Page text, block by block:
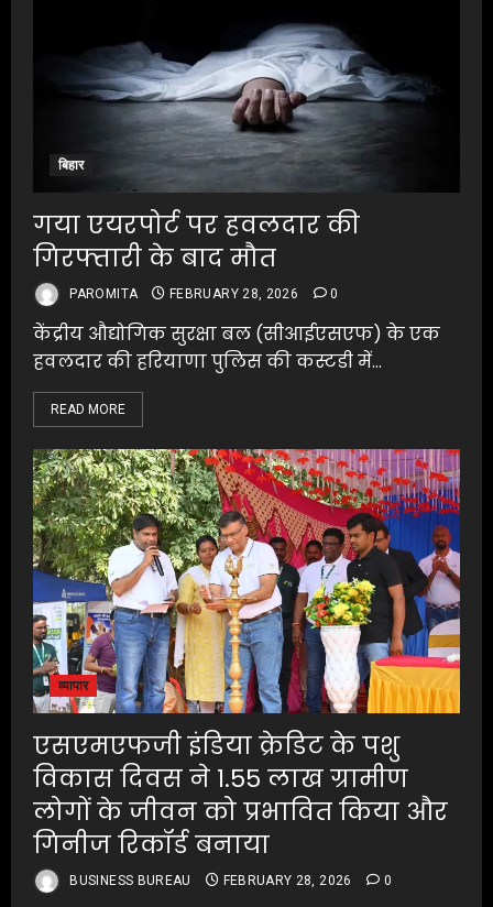
बिहार
गया एयरपोर्ट पर हवलदार की
गिरफ्तारी के बाद मौत
PAROMITA FEBRUARY 28, 2026 0
केंद्रीय औद्योगिक सुरक्षा बल (सीआईएसएफ) के एक
हवलदार की हरियाणा पुलिस की कस्टडी में...
READ MORE
व्यापार
एसएमएफजी इंडिया क्रेडिट के पशु
विकास दिवस ने 1.55 लाख ग्रामीण
लोगों के जीवन को प्रभावित किया और
गिनीज रिकॉर्ड बनाया
BUSINESS BUREAU FEBRUARY 28, 2026 0